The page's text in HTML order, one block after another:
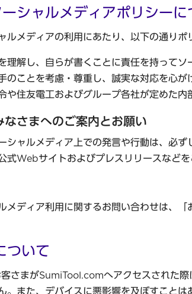
シャルメディアポリシーに
メディアの利用にあたり、以下の通りポ
理解し、自らが書くことに責任を持ってソ
のことを考慮・尊重し、誠実な対応を心が
や住友電工およびグループ各社が定めた内
さまへのご案内とお願い
シャルメディア上での発言や行動は、必
式Webサイトおよびプレスリリースなどを
メディア利用に関するお問い合わせは、「
いて
さまがSumiTool.comへアクセスされた
。また、デバイスに悪影響を及ぼすことは